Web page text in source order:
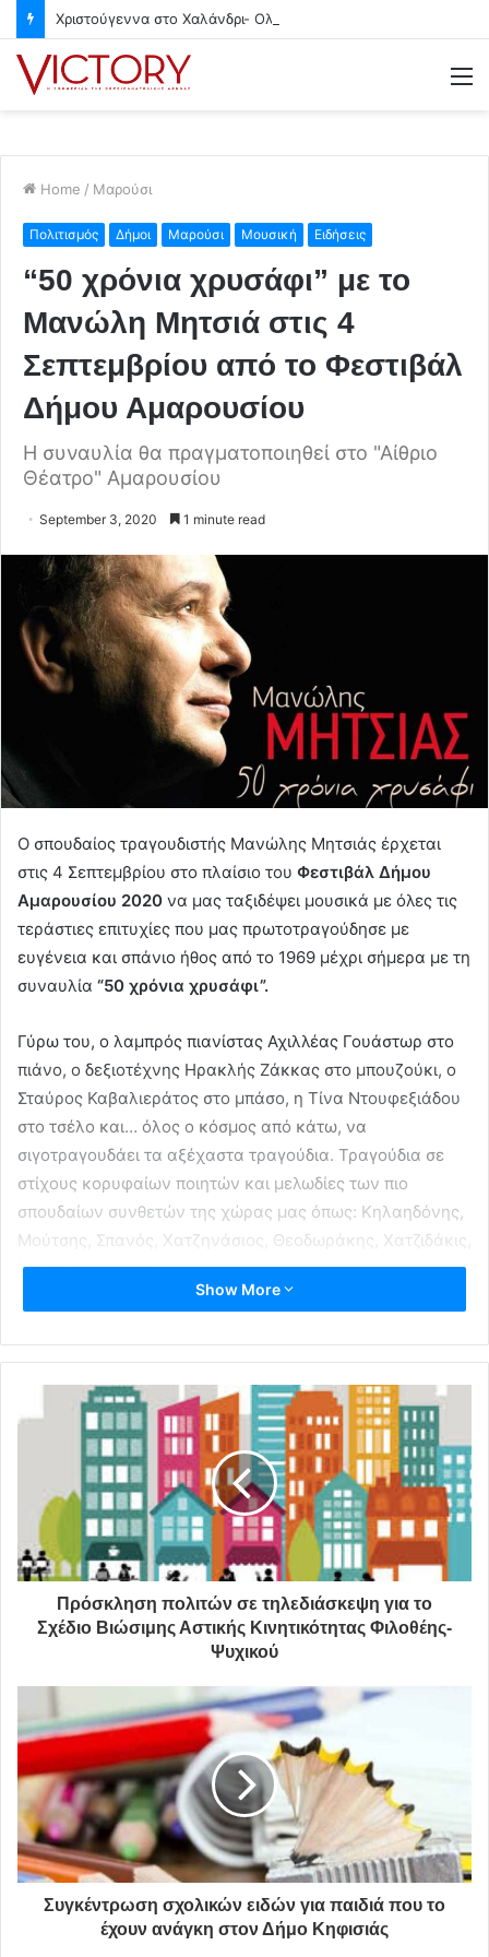
Home / Μαρούσι
Πολιτισμός Δήμοι Μαρούσι Μουσική Ειδήσεις
“50 χρόνια χρυσάφι” με το
Μανώλη Μητσιά στις 4
Σεπτεμβρίου από το Φεστιβάλ
Δήμου Αμαρουσίου
Η συναυλία θα πραγματοποιηθεί στο "Αίθριο
Θέατρο" Αμαρουσίου
September 3, 2020 1 minute read
Ο σπουδαίος τραγουδιστής Μανώλης Μητσιάς έρχεται
στις 4 Σεπτεμβρίου στο πλαίσιο του Φεστιβάλ Δήμου
Αμαρουσίου 2020 να μας ταξιδέψει μουσικά με όλες τις
τεράστιες επιτυχίες που μας πρωτοτραγούδησε με
ευγένεια και σπάνιο ήθος από το 1969 μέχρι σήμερα με τη
συναυλία “50 χρόνια χρυσάφι”.
Γύρω του, ο λαμπρός πιανίστας Αχιλλέας Γουάστωρ στο
πιάνο, ο δεξιοτέχνης Ηρακλής Ζάκκας στο μπουζούκι, ο
Σταύρος Καβαλιεράτος στο μπάσο, η Τίνα Ντουφεξιάδου
στο τσέλο και… όλος ο κόσμος από κάτω, να
σιγοτραγουδάει τα αξέχαστα τραγούδια. Τραγούδια σε
στίχους κορυφαίων ποιητών και μελωδίες των πιο
σπουδαίων συνθετών της χώρας μας όπως: Κηλαηδόνης,
Μούτσης, Σπανός, Χατζηνάσιος, Θεοδωράκης, Χατζιδάκις,
Μικρούτσικος κ.α
Ερωτικό(Πιρόγα), ο Γιάννης ο φονιάς, Όσο αγαπιόμαστε
τα δυο, Με ένα παράπονο, Μη χτυπάς, Φεγγάρι μάγια μου
‘κανες κ.α
Μαζί του επι σκηνής η Χριστιάνα Γαλιάτσου.
Ημερομηνία:Παρασκευή 4 Σεπτεμβρίου 2020
Ώρα έναρξης:20:30
Τιμή εισιτηρίων:10€
Προπώληση: www.viva.gr/tickets/music/festival-
amarousiou/manolhs-mhtsias
-Μέσω διαδικτύου, στο www.viva.gr και στο τηλ. 11876.
-Από το ΔΗΜΑΡΧΕΙΟ ΑΜΑΡΟΥΣΙΟΥ στο ισόγειο (Βασ.
Σοφίας 9 & Δημ. Μόσχα)
Δευτέρα έως Παρασκευή απο τις 10:00 έως τις 14:00.
Πληροφορίες στο τηλ. 2132038059
Show More
Πρόσκληση πολιτών σε τηλεδιάσκεψη για το
Σχέδιο Βιώσιμης Αστικής Κινητικότητας Φιλοθέης-
Ψυχικού
Συγκέντρωση σχολικών ειδών για παιδιά που το
έχουν ανάγκη στον Δήμο Κηφισιάς